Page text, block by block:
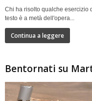
Chi ha risolto qualche esercizio
testo è a metà dell'opera...
Continua a leggere
Bentornati su